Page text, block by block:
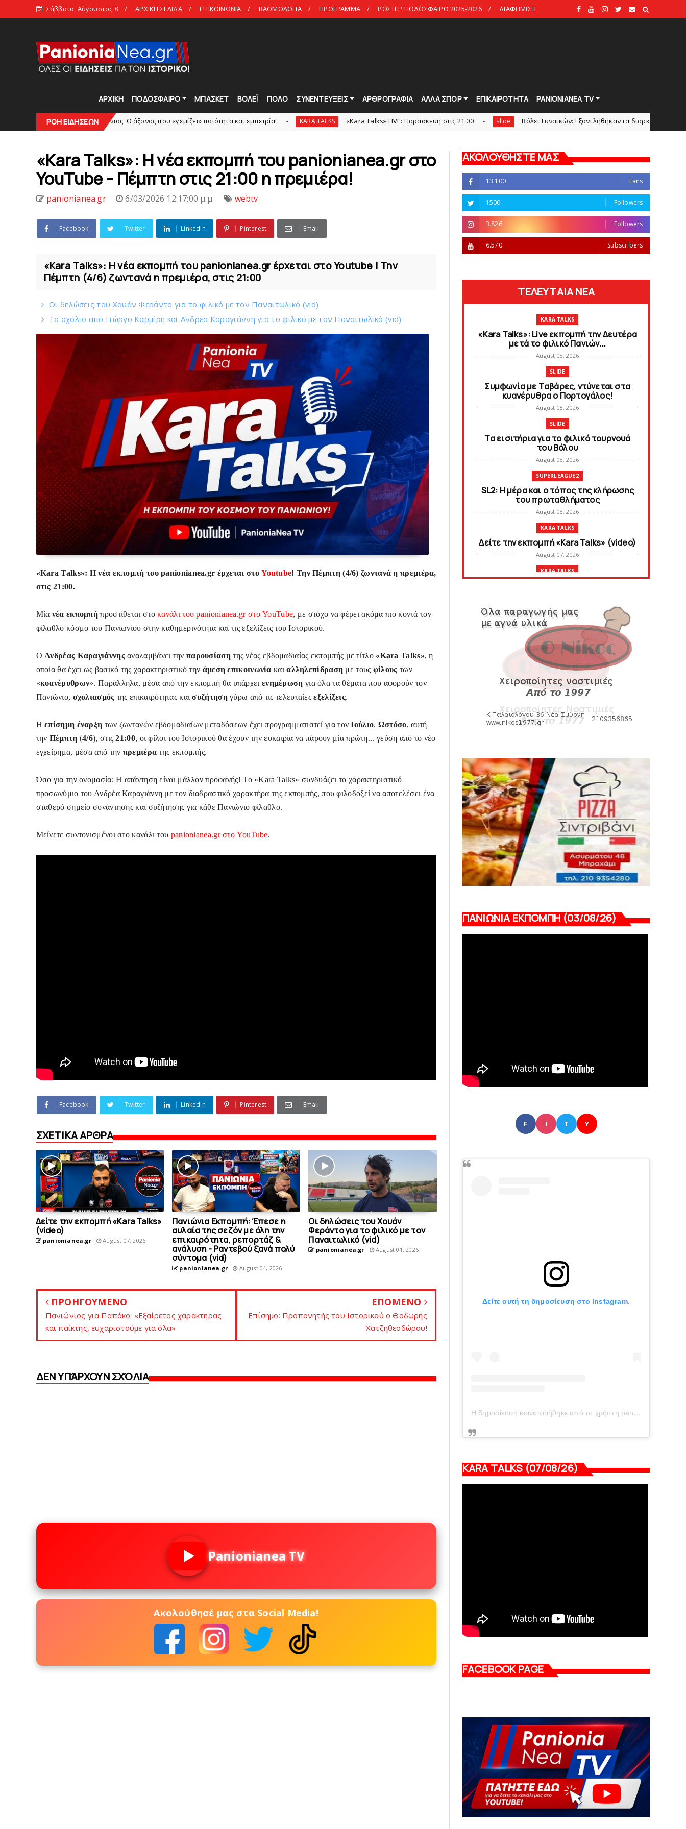
Σάββατο, Αύγουστος 8 ΑΡΧΙΚΗ ΣΕΛΙΔΑ ΕΠΙΚΟΙΝΩΝΙΑ ΒΑΘΜΟΛΟΓΙΑ ΠΡΟΓΡΑΜΜΑ ΡΟΣΤΕΡ ΠΟΔΟΣΦΑΙΡΟ 2025-2026 ΔΙΑΦΗΜΙΣΗ
ΑΡΧΙΚΗ ΠΟΔΟΣΦΑΙΡΟ ΜΠΑΣΚΕΤ ΒΟΛΕΪ ΠΟΛΟ ΣΥΝΕΝΤΕΥΞΕΙΣ ΑΡΘΡΟΓΡΑΦΙΑ ΑΛΛΑ ΣΠΟΡ ΕΠΙΚΑΙΡΟΤΗΤΑ PANIONIANEA TV
ΡΟΗ ΕΙΔΗΣΕΩΝ
Πανιώνιος: O άξονας που «γεμίζει» ποιότητα και εμπειρία! KARA TALKS «Kara Talks» LIVE: Παρασκευή στις 21:00 slide Bόλεϊ Γυναικών: Εξαντλήθηκαν τα διαρκείας για τη Θύρα 2
«Kara Talks»: Η νέα εκπομπή του panionianea.gr στο
YouTube - Πέμπτη στις 21:00 η πρεμιέρα!
panionianea.gr 6/03/2026 12:17:00 μ.μ. webtv
Facebook Twitter Linkedin Pinterest Email
«Kara Talks»: Η νέα εκπομπή του panionianea.gr έρχεται στο Youtube ! Την
Πέμπτη (4/6) ζωντανά η πρεμιέρα, στις 21:00
Οι δηλώσεις του Χουάν Φεράντο για το φιλικό με τoν Παναιτωλικό (vid)
Το σχόλιο από Γιώργο Καρμίρη και Ανδρέα Καραγιάννη για το φιλικό με τoν Παναιτωλικό (vid)
«Kara Talks»: Η νέα εκπομπή του panionianea.gr έρχεται στοYoutube! Την Πέμπτη (4/6) ζωντανά η πρεμιέρα,
στις 21:00.
Μία νέα εκπομπή προστίθεται στοκανάλι του panionianea.gr στο YouTube, με στόχο να φέρει ακόμα πιο κοντά τον
φίλαθλο κόσμο του Πανιωνίου στην καθημερινότητα και τις εξελίξεις του Ιστορικού.
Ο Ανδρέας Καραγιάννηςαναλαμβάνει την παρουσίασητης νέας εβδομαδιαίας εκπομπής με τίτλο «Kara Talks», η
οποία θα έχει ως βασικό της χαρακτηριστικό την άμεση επικοινωνίακαιαλληλεπίδραση με τους φίλους των
«κυανέρυθρων». Παράλληλα, μέσα από την εκπομπή θα υπάρχει ενημέρωση για όλα τα θέματα που αφορούν τον
Πανιώνιο, σχολιασμός της επικαιρότητας καισυζήτησηγύρω από τις τελευταίεςεξελίξεις.
Ηεπίσημη έναρξη των ζωντανών εβδομαδιαίων μεταδόσεων έχει προγραμματιστεί για τονΙούλιο. Ωστόσο, αυτή
την Πέμπτη (4/6), στις21:00, οι φίλοι του Ιστορικού θα έχουν την ευκαιρία να πάρουν μία πρώτη... γεύση από το νέο
εγχείρημα, μέσα από την πρεμιέρατης εκπομπής.
Όσο για την ονομασία; Η απάντηση είναι μάλλον προφανής! Το «Kara Talks» συνδυάζει το χαρακτηριστικό
προσωνύμιο του Ανδρέα Καραγιάννη με τον διαδραστικό χαρακτήρα της εκπομπής, που φιλοδοξεί να αποτελέσει ένα
σταθερό σημείο συνάντησης και συζήτησης για κάθε Πανιώνιο φίλαθλο.
Μείνετε συντονισμένοι στο κανάλι του panionianea.gr στο YouTube.
Facebook Twitter Linkedin Pinterest Email
ΣΧΕΤΙΚΑ ΑΡΘΡΑ
Δείτε την εκπομπή «Kara Talks»
(video)
panionianea.gr August 07, 2026
Πανιώνια Εκπομπή: Έπεσε η
αυλαία της σεζόν με όλη την
επικαιρότητα, ρεπορτάζ &
ανάλυση - Ραντεβού ξανά πολύ
σύντομα (vid)
panionianea.gr August 04, 2026
Οι δηλώσεις του Χουάν
Φεράντο για το φιλικό με τoν
Παναιτωλικό (vid)
panionianea.gr August 01, 2026
ΠΡΟΗΓΟΥΜΕΝΟ
Πανιώνιος για Παπάκo: «Eξαίρετος χαρακτήρας
και παίκτης, ευχαριστούμε για όλα»
ΕΠΟΜΕΝΟ
Eπίσημο: Προπονητής του Ιστορικού o Θοδωρής
Xατζηθεοδώρου!
ΔΕΝ ΥΠΆΡΧΟΥΝ ΣΧΌΛΙΑ
Panionianea TV
Ακολούθησέ μας στα Social Media!
ΑΚΟΛΟΥΘΗΣΤΕ ΜΑΣ
13.100 Fans
1500 Followers
3.826 Followers
6.570 Subscribers
ΤΕΛΕΥΤΑΙΑ ΝΕΑ
KARA TALKS
«Kara Talks»: Live εκπομπή την Δευτέρα
μετά το φιλικό Πανιών...
August 08, 2026
SLIDE
Συμφωνία με Tαβάρες, ντύνεται στα
κυανέρυθρα ο Πορτογάλος!
August 08, 2026
SLIDE
Tα εισιτήρια για το φιλικό τουρνουά
του Bόλου
August 08, 2026
SUPERLEAGUE2
SL2: Η μέρα και ο τόπος της κλήρωσης
του πρωταθλήματος
August 08, 2026
KARA TALKS
Δείτε την εκπομπή «Kara Talks» (video)
August 07, 2026
KARA TALKS
SLIDE
Κύπελλο: Την Τετάρτη 19 Αυγούστου το
Νίκη Βόλου - Πανιώνιος
August 07, 2026
SLIDE
Πανιώνιος: O άξονας που «γεμίζει»
ποιότητα και εμπειρία!
KARA TALKS
SLIDE
Bόλεϊ Γυναικών: Εξαντλήθηκαν τα
διαρκείας για τη Θύρα 2
August 06, 2026
ΠΑΝΙΩΝΙΑ ΕΚΠΟΜΠΗ (03/08/26)
F I T Y
Δείτε αυτή τη δημοσίευση στο Instagram.
Η δημοσίευση κοινοποιήθηκε από το χρήστη panionianea.gr (@panionianea.gr)
KARA TALKS (07/08/26)
FACEBOOK PAGE